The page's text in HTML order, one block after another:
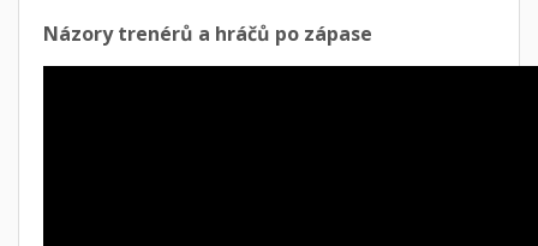
Názory trenérů a hráčů po zápase